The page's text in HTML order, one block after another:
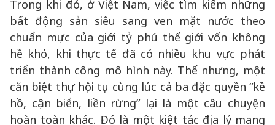
Trong khi đó, ở Việt Nam, việc tìm kiếm những
bất động sản siêu sang ven mặt nước theo
chuẩn mực của giới tỷ phú thế giới vốn không
hề khó, khi thực tế đã có nhiều khu vực phát
triển thành công mô hình này. Thế nhưng, một
căn biệt thự hội tụ cùng lúc cả ba đặc quyền “kề
hồ, cận biển, liền rừng” lại là một câu chuyện
hoàn toàn khác. Đó là một kiệt tác địa lý mang